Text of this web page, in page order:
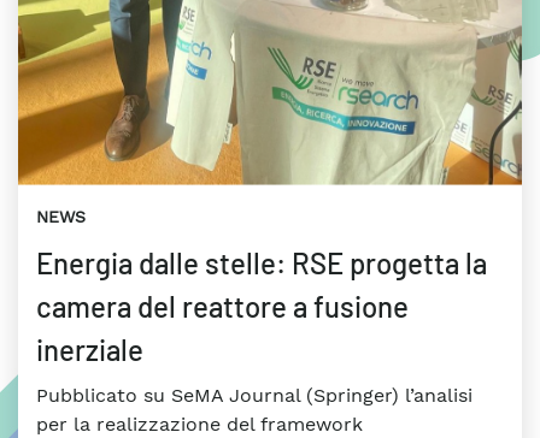
NEWS
Energia dalle stelle: RSE progetta la
camera del reattore a fusione
inerziale
Pubblicato su SeMA Journal (Springer) l’analisi
per la realizzazione del framework